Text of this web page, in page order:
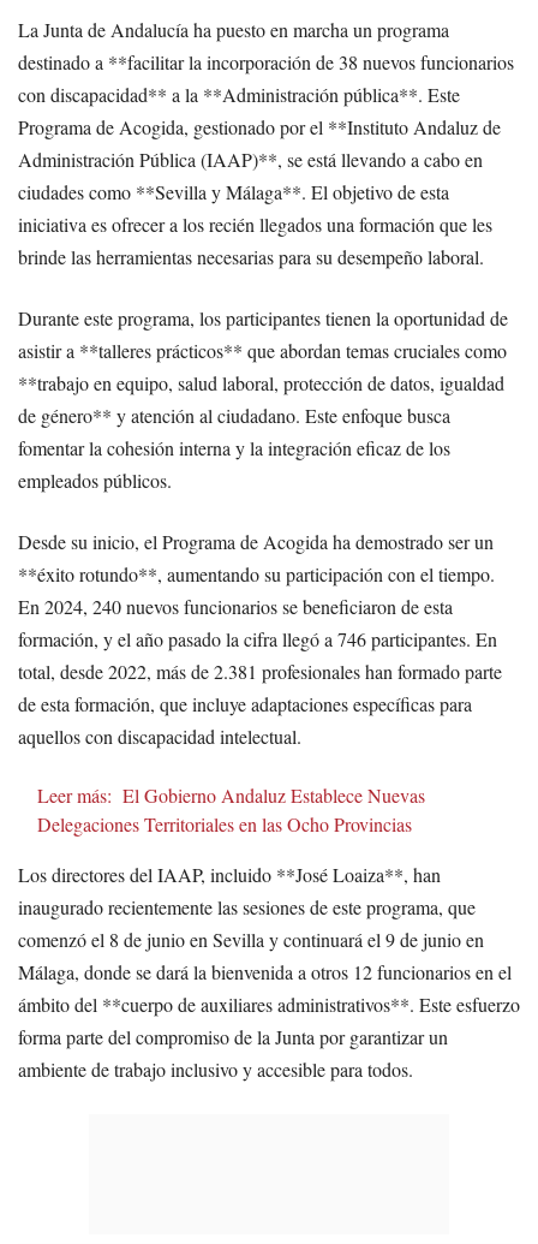
La Junta de Andalucía ha puesto en marcha un programa
destinado a **facilitar la incorporación de 38 nuevos funcionarios
con discapacidad** a la **Administración pública**. Este
Programa de Acogida, gestionado por el **Instituto Andaluz de
Administración Pública (IAAP)**, se está llevando a cabo en
ciudades como **Sevilla y Málaga**. El objetivo de esta
iniciativa es ofrecer a los recién llegados una formación que les
brinde las herramientas necesarias para su desempeño laboral.
Durante este programa, los participantes tienen la oportunidad de
asistir a **talleres prácticos** que abordan temas cruciales como
**trabajo en equipo, salud laboral, protección de datos, igualdad
de género** y atención al ciudadano. Este enfoque busca
fomentar la cohesión interna y la integración eficaz de los
empleados públicos.
Desde su inicio, el Programa de Acogida ha demostrado ser un
**éxito rotundo**, aumentando su participación con el tiempo.
En 2024, 240 nuevos funcionarios se beneficiaron de esta
formación, y el año pasado la cifra llegó a 746 participantes. En
total, desde 2022, más de 2.381 profesionales han formado parte
de esta formación, que incluye adaptaciones específicas para
aquellos con discapacidad intelectual.
Leer más: El Gobierno Andaluz Establece Nuevas
Delegaciones Territoriales en las Ocho Provincias
Los directores del IAAP, incluido **José Loaiza**, han
inaugurado recientemente las sesiones de este programa, que
comenzó el 8 de junio en Sevilla y continuará el 9 de junio en
Málaga, donde se dará la bienvenida a otros 12 funcionarios en el
ámbito del **cuerpo de auxiliares administrativos**. Este esfuerzo
forma parte del compromiso de la Junta por garantizar un
ambiente de trabajo inclusivo y accesible para todos.